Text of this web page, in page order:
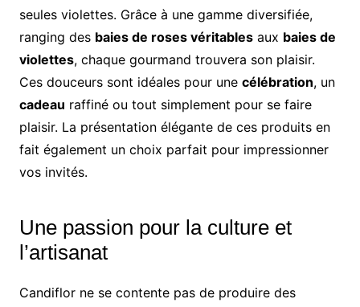
seules violettes. Grâce à une gamme diversifiée,
ranging des baies de roses véritablesaux baies de
violettes, chaque gourmand trouvera son plaisir.
Ces douceurs sont idéales pour une célébration, un
cadeau raffiné ou tout simplement pour se faire
plaisir. La présentation élégante de ces produits en
fait également un choix parfait pour impressionner
vos invités.
Une passion pour la culture et
l’artisanat
Candiflor ne se contente pas de produire des